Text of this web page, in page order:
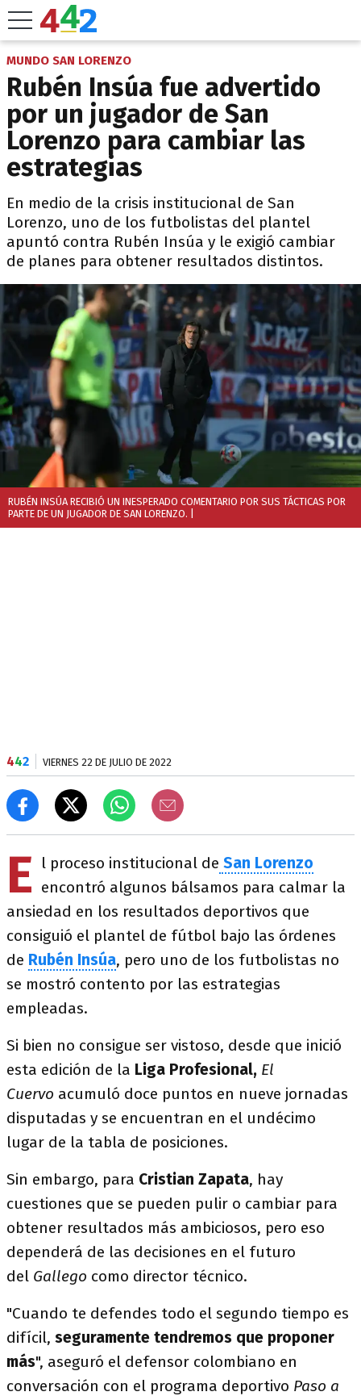
MUNDO SAN LORENZO
Rubén Insúa fue advertido
por un jugador de San
Lorenzo para cambiar las
estrategias
En medio de la crisis institucional de San
Lorenzo, uno de los futbolistas del plantel
apuntó contra Rubén Insúa y le exigió cambiar
de planes para obtener resultados distintos.
RUBÉN INSÚA RECIBIÓ UN INESPERADO COMENTARIO POR SUS TÁCTICAS POR
PARTE DE UN JUGADOR DE SAN LORENZO.
442 VIERNES 22 DE JULIO DE 2022
E l proceso institucional de San Lorenzo
encontró algunos bálsamos para calmar la
ansiedad en los resultados deportivos que
consiguió el plantel de fútbol bajo las órdenes
de Rubén Insúa, pero uno de los futbolistas no
se mostró contento por las estrategias
empleadas.
Si bien no consigue ser vistoso, desde que inició
esta edición de la Liga Profesional, El
Cuervo acumuló doce puntos en nueve jornadas
disputadas y se encuentran en el undécimo
lugar de la tabla de posiciones.
Sin embargo, para Cristian Zapata, hay
cuestiones que se pueden pulir o cambiar para
obtener resultados más ambiciosos, pero eso
dependerá de las decisiones en el futuro
del Gallego como director técnico.
"Cuando te defendes todo el segundo tiempo es
difícil, seguramente tendremos que proponer
más", aseguró el defensor colombiano en
conversación con el programa deportivo Paso a